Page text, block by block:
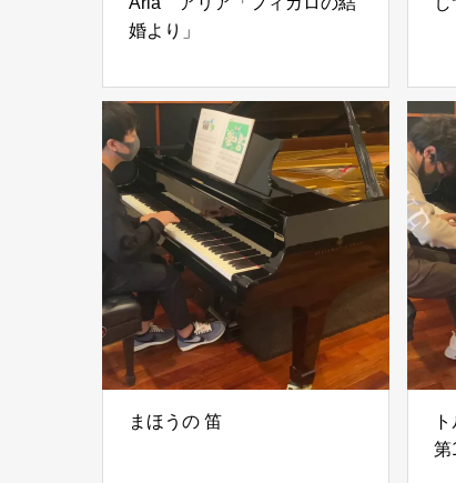
婚より」
まほうの 笛
第